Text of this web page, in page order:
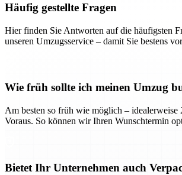
Häufig gestellte Fragen
Hier finden Sie Antworten auf die häufigsten
unseren Umzugsservice – damit Sie bestens
Wie früh sollte ich meinen Umzug
Am besten so früh wie möglich – idealerweise
Voraus. So können wir Ihren Wunschtermin
Bietet Ihr Unternehmen auch